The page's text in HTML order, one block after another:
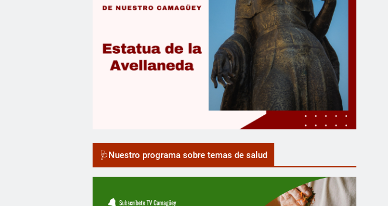
🩺Nuestro programa sobre temas de salud